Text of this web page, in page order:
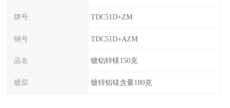
牌号 TDC51D+ZM
钢号 TDC51D+AZM
品名 镀铝锌镁150克
镀层 镀锌铝镁含量180克